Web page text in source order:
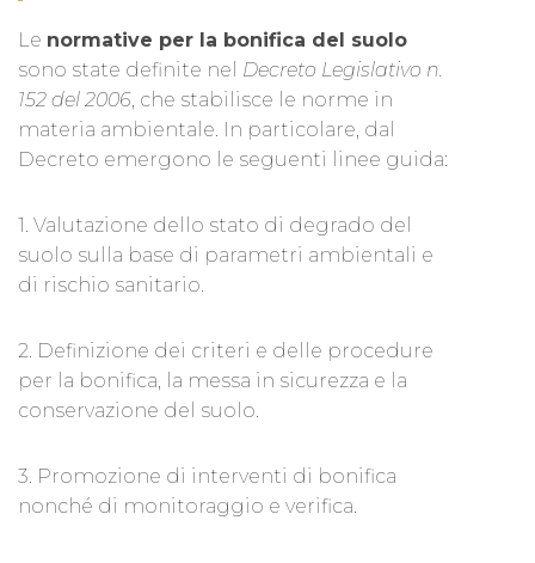
Le normative per la bonifica del suolo
sono state definite nel Decreto Legislativo n.
152 del 2006, che stabilisce le norme in
materia ambientale. In particolare, dal
Decreto emergono le seguenti linee guida:
1. Valutazione dello stato di degrado del
suolo sulla base di parametri ambientali e
di rischio sanitario.
2. Definizione dei criteri e delle procedure
per la bonifica, la messa in sicurezza e la
conservazione del suolo.
3. Promozione di interventi di bonifica
nonché di monitoraggio e verifica.